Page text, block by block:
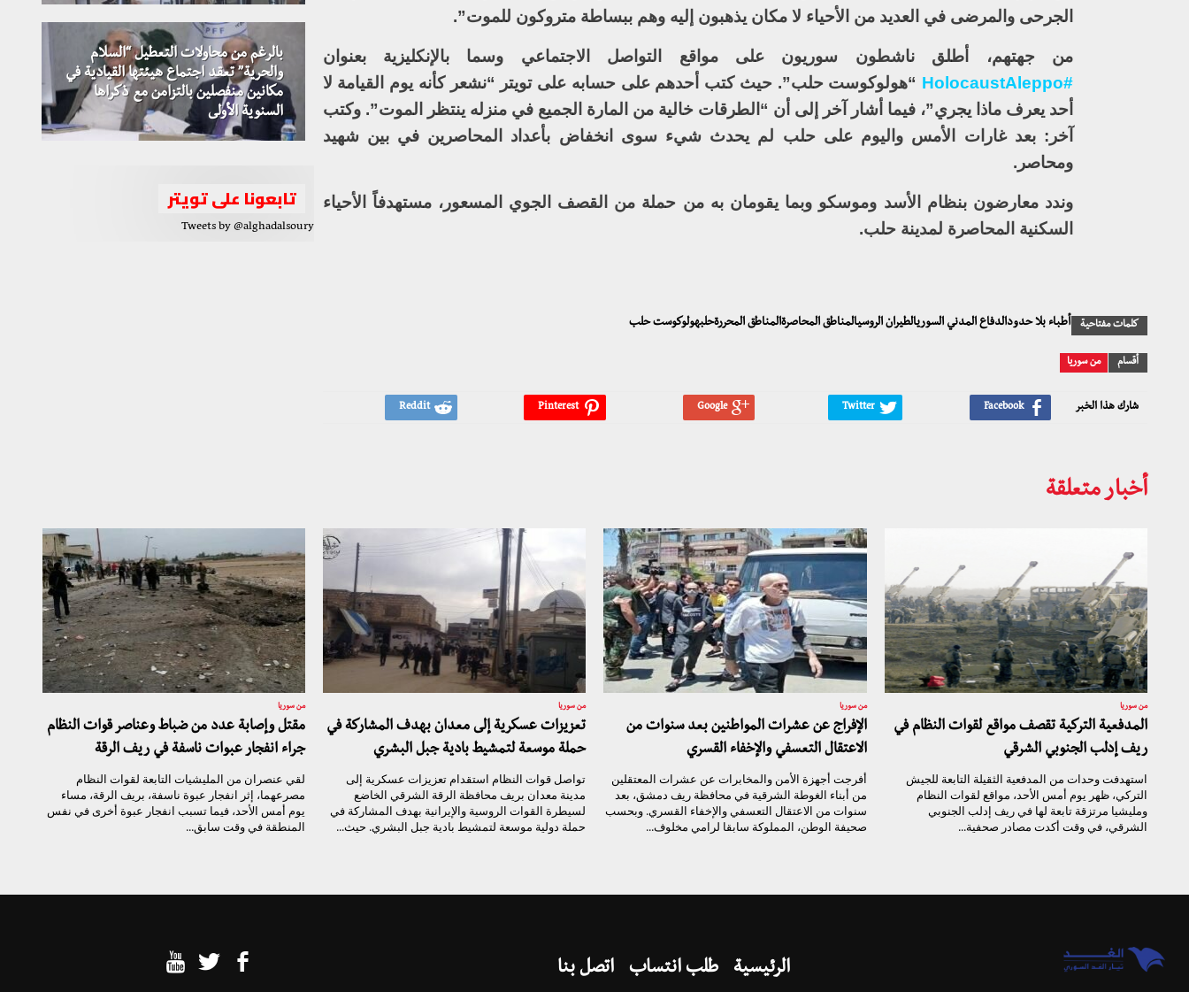
الجرحى والمرضى في العديد من الأحياء لا مكان يذهبون إليه وهم ببساطة متروكون للموت”.
من جهتهم، أطلق ناشطون سوريون على مواقع التواصل الاجتماعي وسما بالإنكليزية بعنوان
#HolocaustAleppo
“هولوكوست حلب”. حيث كتب أحدهم على حسابه على تويتر “نشعر كأنه يوم القيامة لا
أحد يعرف ماذا يجري”، فيما أشار آخر إلى أن “الطرقات خالية من المارة الجميع في منزله ينتظر الموت”. وكتب
آخر: بعد غارات الأمس واليوم على حلب لم يحدث شيء سوى انخفاض بأعداد المحاصرين في بين شهيد
ومحاصر.
وندد معارضون بنظام الأسد وموسكو وبما يقومان به من حملة من القصف الجوي المسعور، مستهدفاً الأحياء
السكنية المحاصرة لمدينة حلب.
كلمات مفتاحية أطباء بلا حدودالدفاع المدني السوريالطيران الروسيالمناطق المحاصرةالمناطق المحررةحلبهولوكوست حلب
أقسام من سوريا
شارك هذا الخبر
بالرغم من محاولات التعطيل “السلام
والحرية” تعقد اجتماع هيئتها القيادية في
مكانين منفصلين بالتزامن مع ذكراها
السنوية الأولى
جبهة السلام والحرية تستنكر منع وفدها
من دخول إقليم كوردستان
تابعونا على تويتر
Tweets by @alghadalsoury
أخبار متعلقة
من سوريا
المدفعية التركية تقصف مواقع لقوات النظام في
ريف إدلب الجنوبي الشرقي
استهدفت وحدات من المدفعية الثقيلة التابعة للجيش
التركي، ظهر يوم أمس الأحد، مواقع لقوات النظام
ومليشيا مرتزقة تابعة لها في ريف إدلب الجنوبي
الشرقي، في وقت أكدت مصادر صحفية...
من سوريا
الإفراج عن عشرات المواطنين بعد سنوات من
الاعتقال التعسفي والإخفاء القسري
أفرجت أجهزة الأمن والمخابرات عن عشرات المعتقلين
من أبناء الغوطة الشرقية في محافظة ريف دمشق، بعد
سنوات من الاعتقال التعسفي والإخفاء القسري. وبحسب
صحيفة الوطن، المملوكة سابقا لرامي مخلوف...
من سوريا
تعزيزات عسكرية إلى معدان بهدف المشاركة في
حملة موسعة لتمشيط بادية جبل البشري
تواصل قوات النظام استقدام تعزيزات عسكرية إلى
مدينة معدان بريف محافظة الرقة الشرقي الخاضع
لسيطرة القوات الروسية والإيرانية بهدف المشاركة في
حملة دولية موسعة لتمشيط بادية جبل البشري. حيث...
من سوريا
مقتل وإصابة عدد من ضباط وعناصر قوات النظام
جراء انفجار عبوات ناسفة في ريف الرقة
لقي عنصران من المليشيات التابعة لقوات النظام
مصرعهما، إثر انفجار عبوة ناسفة، بريف الرقة، مساء
يوم أمس الأحد، فيما تسبب انفجار عبوة أخرى في نفس
المنطقة في وقت سابق...
الرئيسية طلب انتساب اتصل بنا